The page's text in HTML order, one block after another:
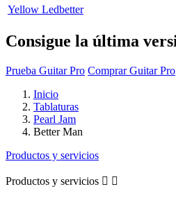
Yellow Ledbetter
Consigue la última
Prueba Guitar Pro Comprar Guitar Pro
Inicio
Tablaturas
Pearl Jam
Better Man
Productos y servicios
Productos y servicios  